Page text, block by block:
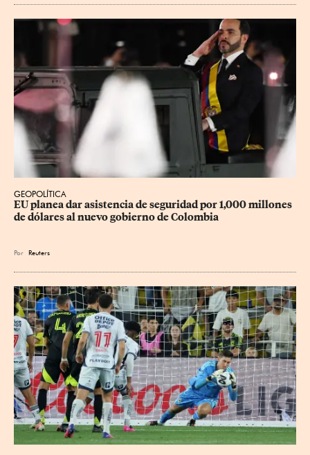
GEOPOLÍTICA
EU planea dar asistencia de seguridad por 1,000 millones
de dólares al nuevo gobierno de Colombia
Por Reuters